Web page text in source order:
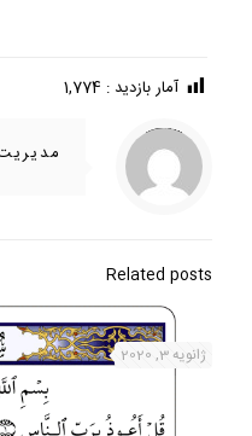
آمار بازدید : 1,774
Warning
/home/ifapasar/tehranloh1.ir/wp-content/themes/betheme-2196/includes/content-single.php
on line
286
Related posts
ژانویه 3, 2020